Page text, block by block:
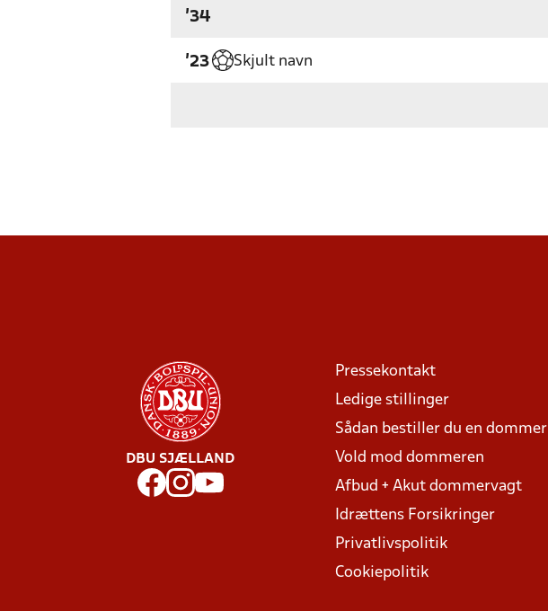
'34
'23 Skjult navn
DBU SJÆLLAND
Pressekontakt
Ledige stillinger
Sådan bestiller du en dommer
Vold mod dommeren
Afbud + Akut dommervagt
Idrættens Forsikringer
Privatlivspolitik
Cookiepolitik